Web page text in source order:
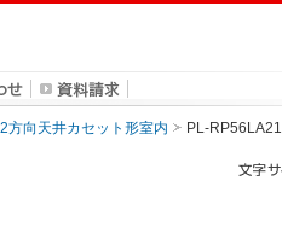
方向天井カセット形室内 PL-RP56LA21